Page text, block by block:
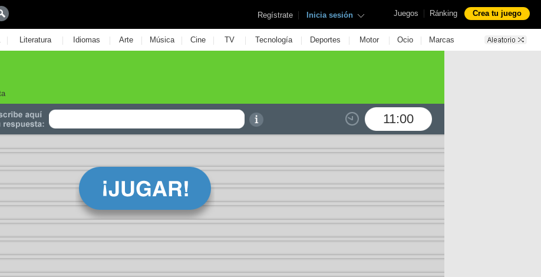
Juegos | Ránking Crea tu juego
Regístrate | Inicia sesión
| Literatura | Idiomas | Arte | Música | Cine | TV | Tecnología | Deportes | Motor | Ocio | Marcas
11:00